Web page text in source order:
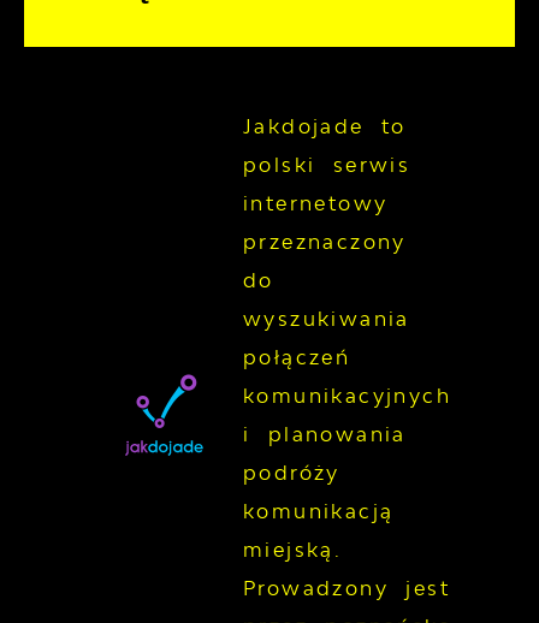
Jakdojade to
polski serwis
internetowy
przeznaczony
do
wyszukiwania
połączeń
komunikacyjnych
i planowania
podróży
komunikacją
miejską.
Prowadzony jest